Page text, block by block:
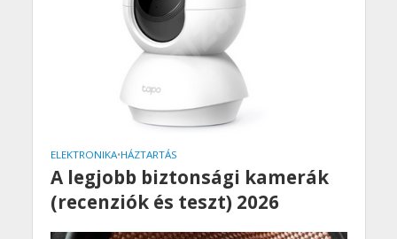
ELEKTRONIKA•HÁZTARTÁS
A legjobb biztonsági kamerák
(recenziók és teszt) 2026